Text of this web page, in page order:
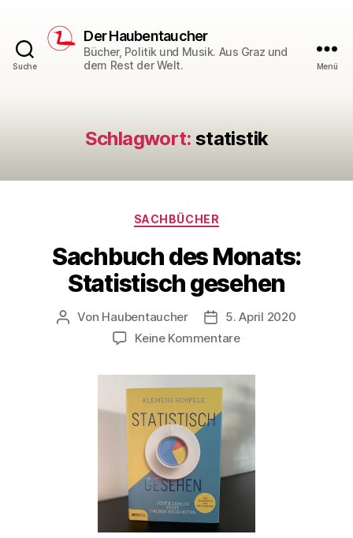
Suche
Der Haubentaucher
Bücher, Politik und Musik. Aus Graz und
dem Rest der Welt.
Menü
Schlagwort: statistik
Kategorien
SACHBÜCHER
Sachbuch des Monats:
Statistisch gesehen
Beitragsautor
Von Haubentaucher Veröffentlichungsdatum
5. April 2020
Keine Kommentarezu
des
Monats:
Statistisch